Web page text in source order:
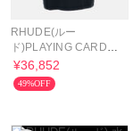
RHUDE(ルー
ド)PLAYING CARD
TEE
¥36,852
49%OFF